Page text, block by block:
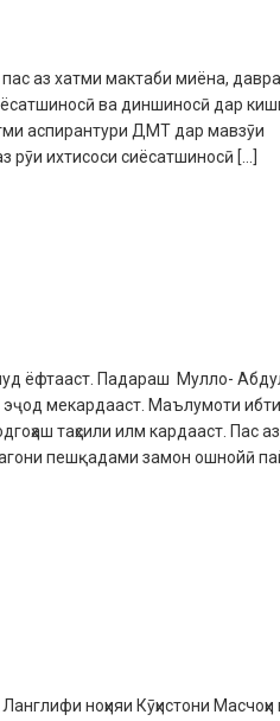
аз хатми мактаби миёна,
ва диншиносӣ дар
аспирантури ДМТ дар мавзӯи
рӯи ихтисоси сиёсатшиносӣ […]
Падараш Мулло-
эҷод мекардааст. Маълумоти
таҳсили илм кардааст. Пас аз
пешқадами замон ошнойӣ
ноҳияи Кӯҳистони Масчоҳи